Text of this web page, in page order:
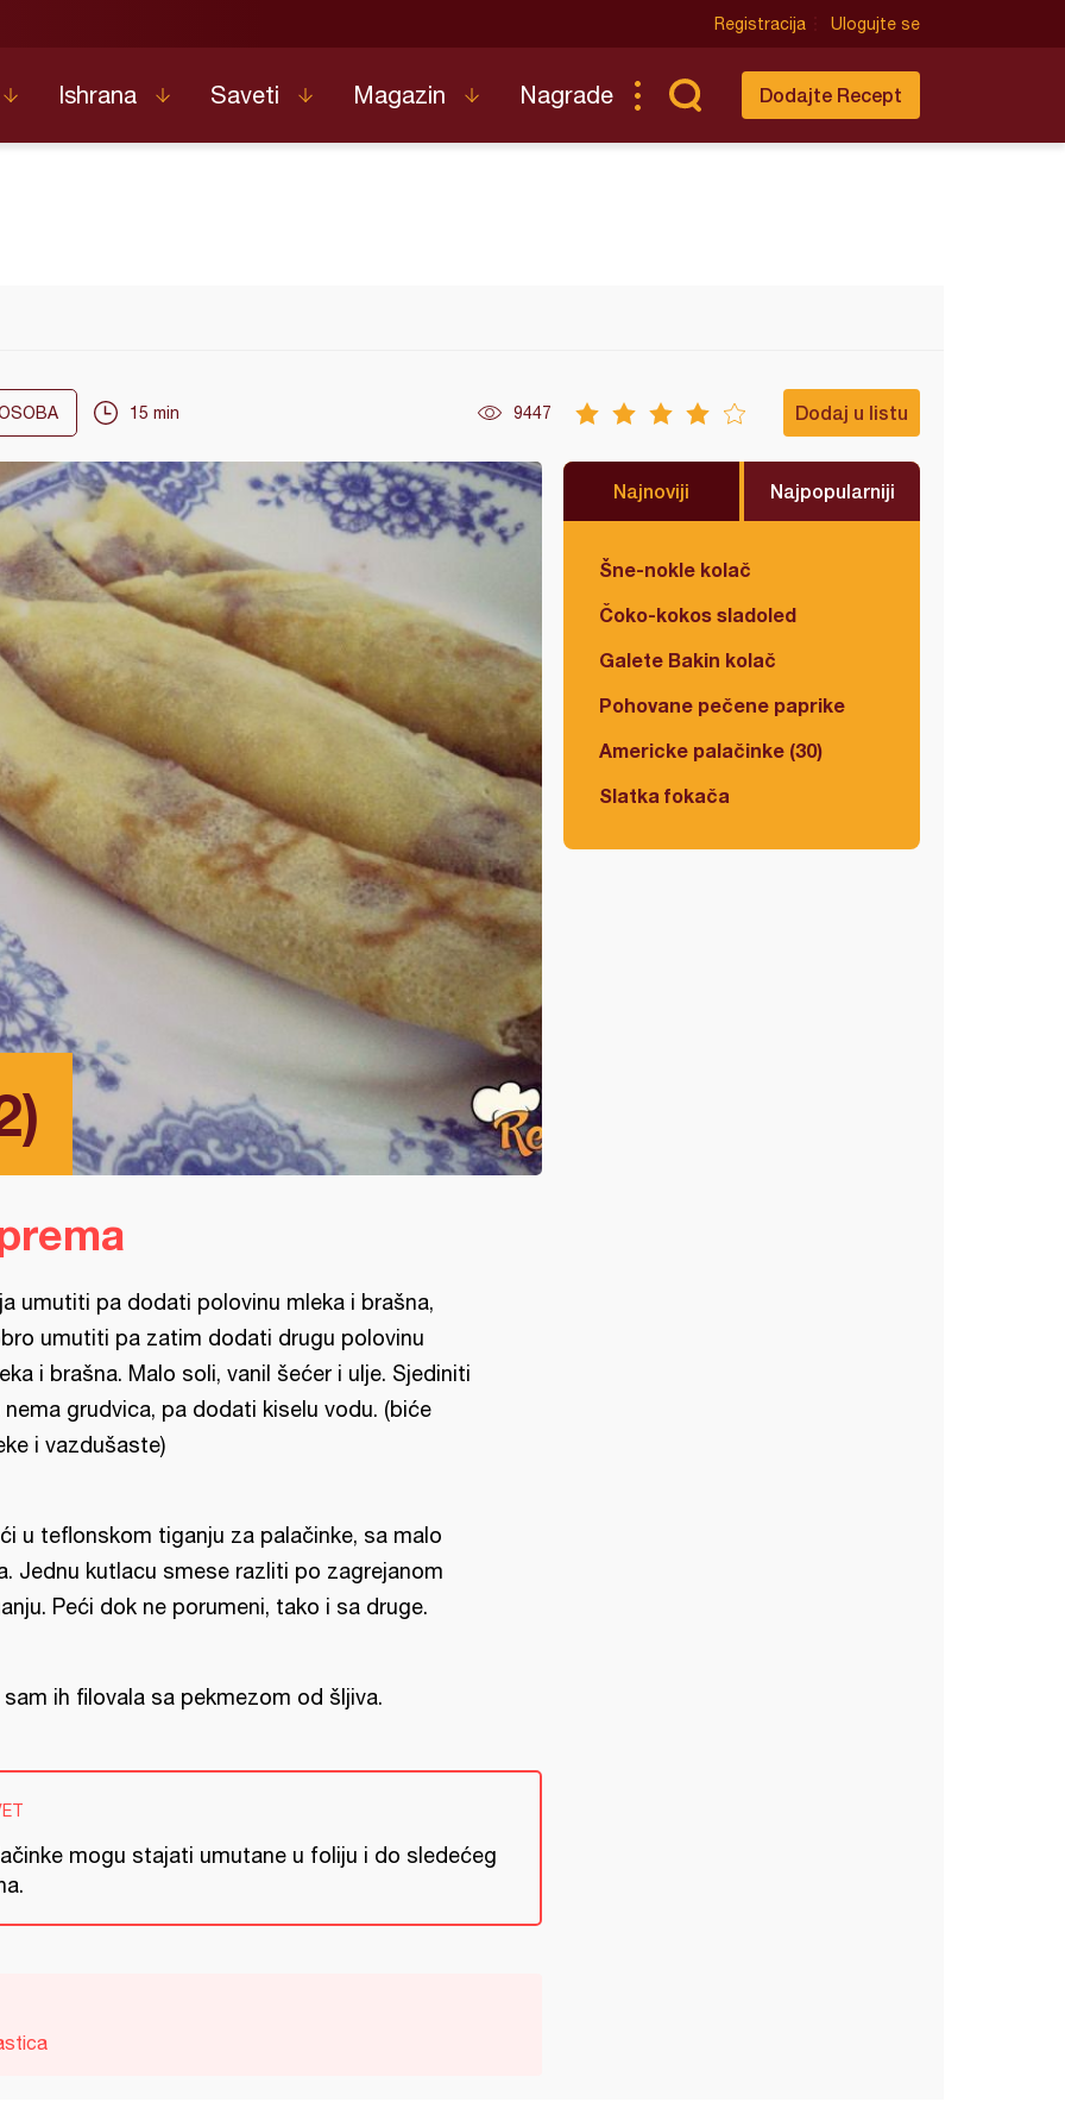
Registracija Ulogujte se
Ishrana Saveti Magazin Nagrade Dodajte Recept
15 min 9447 Dodaj u listu
Najnoviji Najpopularniji
Šne-nokle kolač
Čoko-kokos sladoled
Galete Bakin kolač
Pohovane pečene paprike
Americke palačinke (30)
Slatka fokača
umutiti pa dodati polovinu mleka i brašna,
umutiti pa zatim dodati drugu polovinu
i brašna. Malo soli, vanil šećer i ulje. Sjediniti
nema grudvica, pa dodati kiselu vodu. (biće
i vazdušaste)
u teflonskom tiganju za palačinke, sa malo
Jednu kutlacu smese razliti po zagrejanom
Peći dok ne porumeni, tako i sa druge.
sam ih filovala sa pekmezom od šljiva.
mogu stajati umutane u foliju i do sledećeg